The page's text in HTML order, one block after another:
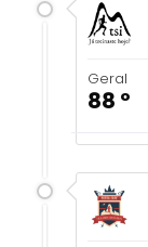
Geral
88 º